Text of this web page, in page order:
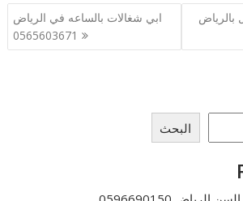
بالرياض
ابي شغالات بالساعه في الرياض
0565603671
البحث